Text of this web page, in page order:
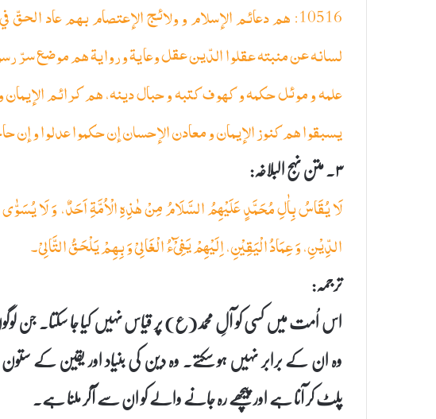
10516: هم دعائم الإسلام و ولائج الإعتصام بهم عاد
لسانه عن منبته عقلوا الدّين عقل وعاية و رواية هم موضع سرّ رسول
علمه و موئل حكمه و كهوف كتبه و حبال دينه، هم كرائم الإيمان
يسبقوا هم كنوز الإيمان و معادن الإحسان إن حكموا عدلوا و إن
۳۔ متن نہج البلاغہ:
لَا یُقَاسُ بِاٰلِ مُحَمَّدٍ عَلَیْهِمُ السَّلَامُ مِنْ هٰذِهِ الْاُمَّةِ اَحَدٌ، وَ لَا
الدِّیْنِ، وَ عِمَادُ الْیَقِیْنِ، اِلَیْهِمْ یَفِیْٓءُ الْغَالِیْ وَ بِهِمْ یَلْحَقُ التَّالِیْ۔
ترجمہ:
اس اُمت میں کسی کو آلِ محمد(ع) پر قیاس نہیں کیا جا سکتا۔ جن
وہ ان کے برابر نہیں ہو سکتے۔ وہ دین کی بنیاد اور یقین
پلٹ کر آنا ہے اور پیچھے رہ جانے والے کو ان سے آکر ملنا ہے۔